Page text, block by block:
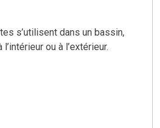
s’utilisent dans un bassin,
ou à l’extérieur.